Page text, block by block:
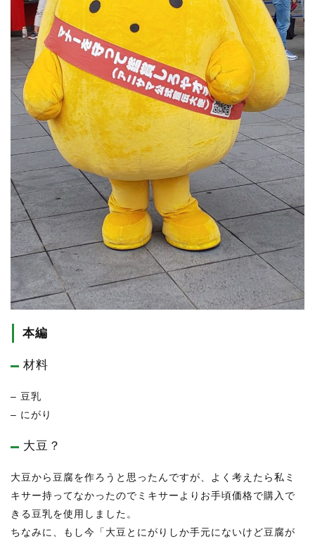
本編
材料
– 豆乳
– にがり
大豆？
大豆から豆腐を作ろうと思ったんですが、よく考えたら私ミ
キサー持ってなかったのでミキサーよりお手頃価格で購入で
きる豆乳を使用しました。
ちなみに、もし今「大豆とにがりしか手元にないけど豆腐が